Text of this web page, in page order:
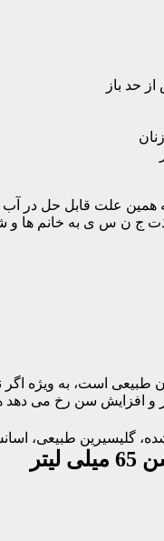
حد باز
همین علت قابل حل در
لذت ج ن س ی به خانم
و افزایش سن رخ می
شده، گلیسیرین طبیعی،